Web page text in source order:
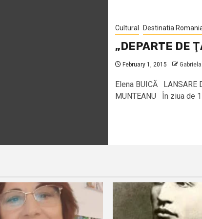
Cultural Destinatia
„DEPARTE DE
February 1, 2015
Elena BUICĂ LANSARE
MUNTEANU În ziua de